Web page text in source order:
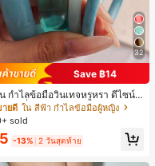
32
Save ฿14
กำไลข้อมือวินเทจหรูหรา ดีไซน์มิ
แฟชั่น เหมาะสำหรับใส่ในชีวิตปร
น อะคริลิก เหมาะสำหรับใส่ในชีวิ
หญิง
ายดี ใน สีฟ้า กำไลข้อมือผู้หญิง
sold
-13% 2 วันสุดท้าย